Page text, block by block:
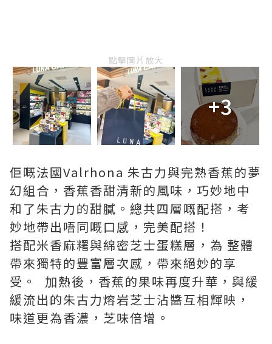
點擊圖片放大
+3
佢嘅法國Valrhona 朱古力與完熟香蕉的夢
幻組合，香蕉香甜清新的風味，巧妙地中
和了朱古力的甜膩。總共四層嘅配搭，考
妙地帶出唔同嘅口感，完美配搭！
搭配米香麻糬與綿密芝士蛋糕層，為 整體
帶來獨特的豐富層次感，帶來絕妙的享
受。 加熱後，香蕉的果味再度升華，與緩
緩流出的朱古力熔岩芝士沾醬互相輝映，
味道更為香濃，芝味倍增。